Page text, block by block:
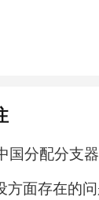
权利与义务
引入主题，
权利与义务为
义务的关系？
2026年春节
方面存在的